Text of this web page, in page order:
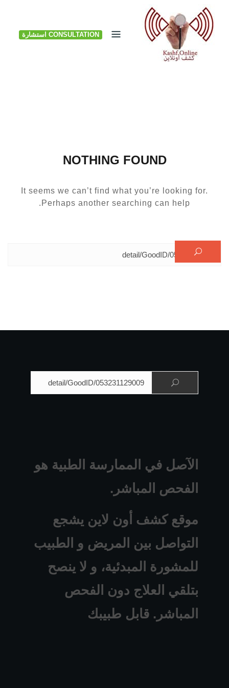
Skip
content
CONSULTATION استشارة
NOTHING FOUND
It seems we can’t find what you’re looking for.
Perhaps another searching can help.
البحث عن:
الآصل في الممارسة الطبية هو
الفحص المباشر.
موقع كشف أون لاين يشجع
التواصل بين المريض و الطبيب
للمشورة المبدئية، و لا ينصح
بتلقي العلاج دون الفحص
المباشر. قابل طبيبك